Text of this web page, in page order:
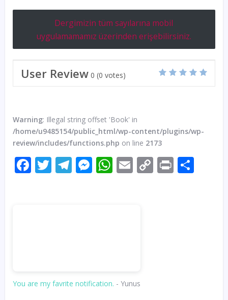
Dergimizin tüm sayılarına mobil
uygulamamamız üzerinden erişebilirsiniz.
User Review 0 (0 votes)
Warning: Illegal string offset 'Book' in
/home/u9485154/public_html/wp-content/plugins/wp-
review/includes/functions.php on line 2173
Facebook
Twitter
Telegram
Messenger
WhatsApp
Email
Copy
Print
You are my favrite notification. - Yunus